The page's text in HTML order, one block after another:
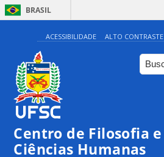
BRASIL
ACESSIBILIDADE ALTO CONTRASTE
Centro de Filosofia e
Ciências Humanas